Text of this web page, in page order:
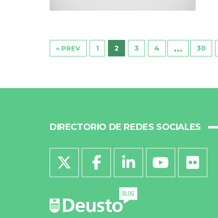
« PREV 1 2 3 4 … 30
DIRECTORIO DE REDES SOCIALES